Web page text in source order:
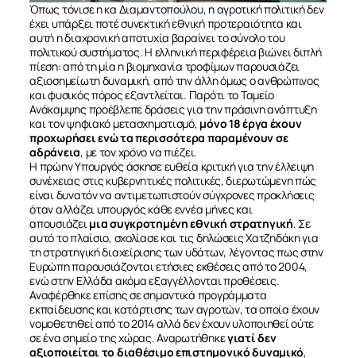
Όπως τόνισε η κα Διαμαντοπούλου, η αγροτική πολιτική δεν
έχει υπάρξει ποτέ συνεκτική εθνική προτεραιότητα και
αυτή η διαχρονική αποτυχία βαραίνει το σύνολο του
πολιτικού συστήματος. Η ελληνική περιφέρεια βιώνει διπλή
πίεση: από τη μία η βιομηχανία τροφίμων παρουσιάζει
αξιοσημείωτη δυναμική, από την άλλη όμως ο ανθρώπινος
και φυσικός πόρος εξαντλείται. Παρότι το Ταμείο
Ανάκαμψης προέβλεπε δράσεις για την πράσινη ανάπτυξη
και τον ψηφιακό μετασχηματισμό, μόνο 18 έργα έχουν
προχωρήσει ενώ τα περισσότερα παραμένουν σε
αδράνεια, με τον χρόνο να πιέζει.
Η πρώην Υπουργός άσκησε ευθεία κριτική για την έλλειψη
συνέχειας στις κυβερνητικές πολιτικές, διερωτώμενη πώς
είναι δυνατόν να αντιμετωπιστούν σύγχρονες προκλήσεις
όταν αλλάζει υπουργός κάθε εννέα μήνες και
απουσιάζειμια συγκροτημένη εθνική στρατηγική. Σε
αυτό το πλαίσιο, σχολίασε και τις δηλώσεις Χατζηδάκη για
τη στρατηγική διαχείρισης των υδάτων, λέγοντας πως στην
Ευρώπη παρουσιάζονται ετήσιες εκθέσεις από το 2004,
ενώ στην Ελλάδα ακόμα εξαγγέλλονται προθέσεις.
Αναφέρθηκε επίσης σε σημαντικά προγράμματα
εκπαίδευσης και κατάρτισης των αγροτών, τα οποία έχουν
νομοθετηθεί από το 2014 αλλά δεν έχουν υλοποιηθεί ούτε
σε ένα σημείο της χώρας. Αναρωτήθηκεγιατί δεν
αξιοποιείται το διαθέσιμο επιστημονικό δυναμικό,